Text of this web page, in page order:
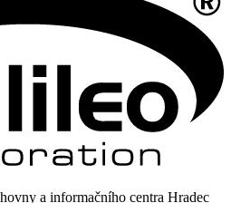
a informačního centra Hradec